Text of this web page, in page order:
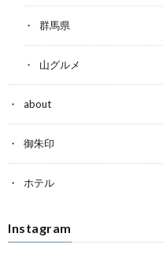
群馬県
山グルメ
about
御朱印
ホテル
Instagram